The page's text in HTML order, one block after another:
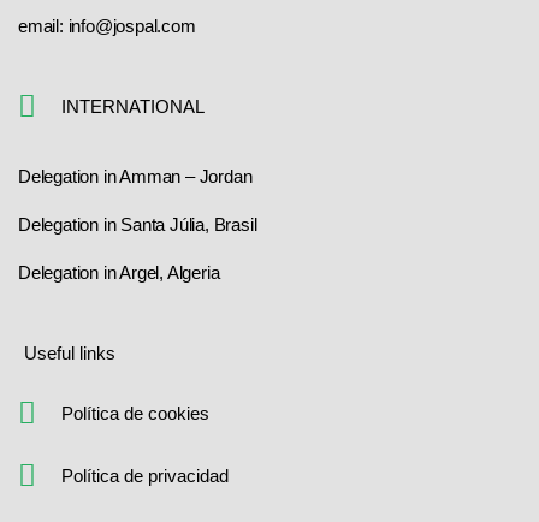
email: info@jospal.com
INTERNATIONAL
Delegation in Amman – Jordan
Delegation in Santa Júlia, Brasil
Delegation in Argel, Algeria
Useful links
Política de cookies
Política de privacidad